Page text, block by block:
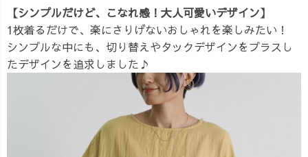
【シンプルだけど、こなれ感！大人可愛いデザイン】
1枚着るだけで、楽にさりげないおしゃれを楽しみたい！
シンプルな中にも、切り替えやタックデザインをプラスし
たデザインを追求しました♪